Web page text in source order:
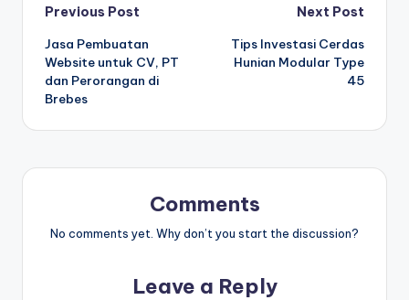
Post
navigation
Previous Post
Jasa Pembuatan
Website untuk CV, PT
dan Perorangan di
Brebes
Next Post
Tips Investasi Cerdas
Hunian Modular Type
45
Comments
No comments yet. Why don’t you start the discussion?
Leave a Reply